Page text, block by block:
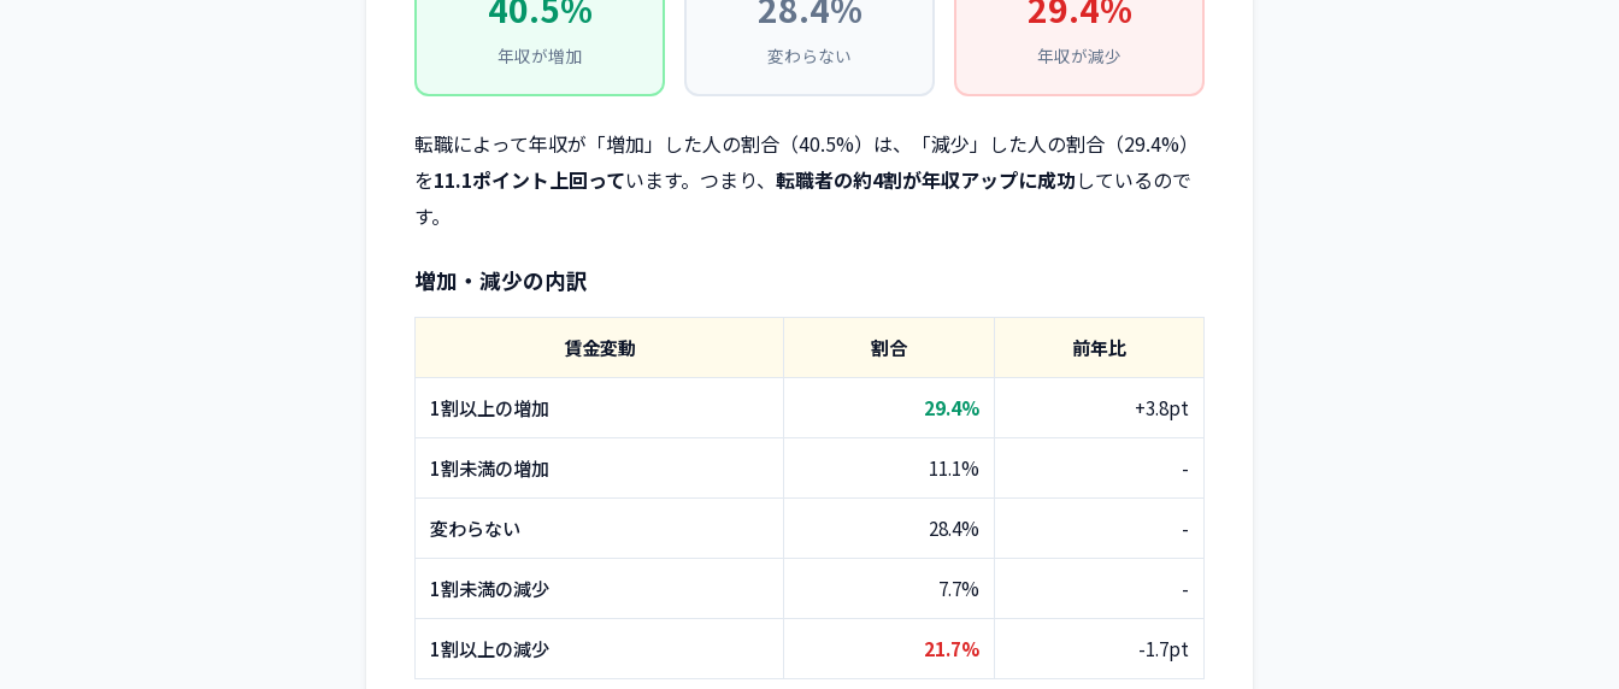
年収が増加 変わらない 年収が減少
転職によって年収が「増加」した人の割合（40.5%）は、「減少」した人の割合（29.4%）
を11.1ポイント上回っています。つまり、 転職者の約4割が年収アップに成功しているので
す。
増加・減少の内訳
賃金変動 割合 前年比
1割以上の増加 29.4% +3.8pt
1割未満の増加 11.1% -
変わらない 28.4% -
1割未満の減少 7.7% -
1割以上の減少 21.7% -1.7pt